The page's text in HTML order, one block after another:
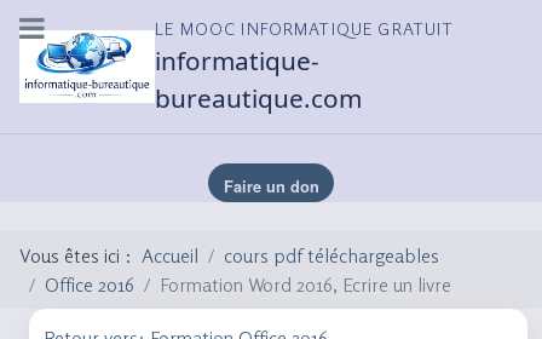
LE MOOC INFORMATIQUE GRATUIT
informatique-
bureautique.com
Vous êtes ici : Accueil
cours pdf téléchargeables
Office 2016
Formation Word 2016, Ecrire un livre